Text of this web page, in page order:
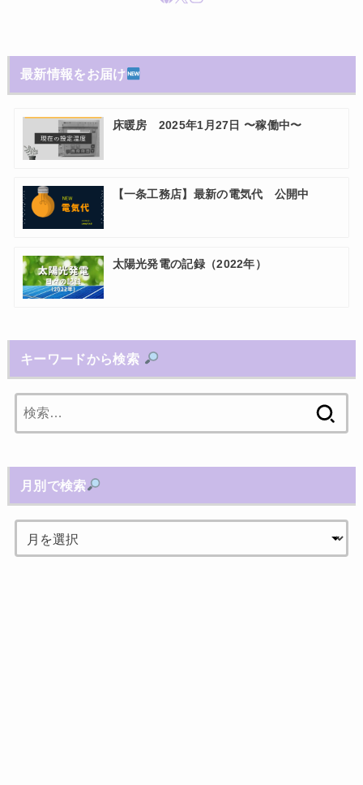
最新情報をお届け
床暖房 2025年1月27日 〜稼働中〜
【一条工務店】最新の電気代 公開中
太陽光発電の記録（2022年）
キーワードから検索
索:
月別で検索